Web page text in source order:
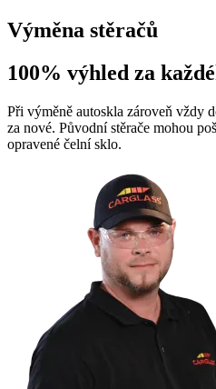
Výměna stěračů
100% výhled za
Při výměně autoskla zároveň vždy
za nové. Původní stěrače mohou
opravené čelní sklo.